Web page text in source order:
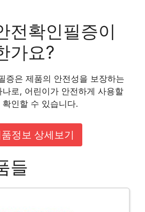
전확인필증이
가요?
증은 제품의 안전성을 보장하는
로, 어린이가 안전하게 사용할
인할 수 있습니다.
정보 상세보기
들